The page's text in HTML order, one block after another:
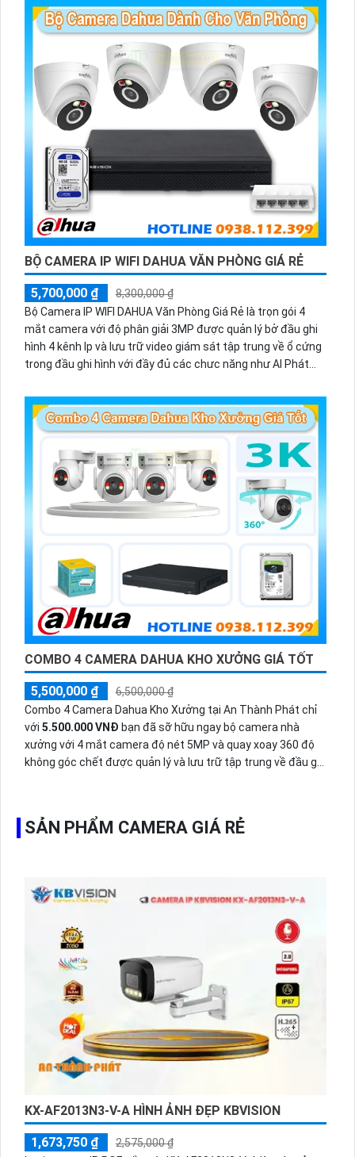
BỘ CAMERA IP WIFI DAHUA VĂN PHÒNG GIÁ RẺ
5,700,000 ₫
8,300,000 ₫
Bộ Camera IP WIFI DAHUA Văn Phòng Giá Rẻ là trọn gói 4
mắt camera với độ phân giải 3MP được quản lý bở đầu ghi
hình 4 kênh Ip và lưu trữ video giám sát tập trung về ổ cứng
trong đầu ghi hình với đầy đủ các chưc năng như AI Phát
có màu vào ban đêm
COMBO 4 CAMERA DAHUA KHO XƯỞNG GIÁ TỐT
5,500,000 ₫
6,500,000 ₫
Combo 4 Camera Dahua Kho Xưởng tại An Thành Phát chỉ
với 5.500.000 VNĐ bạn đã sỡ hữu ngay bộ camera nhà
xưởng với 4 mắt camera độ nét 5MP và quay xoay 360 độ
không góc chết được quản lý và lưu trữ tập trung về đầu ghi
SẢN PHẨM CAMERA GIÁ RẺ
KX-AF2013N3-V-A HÌNH ẢNH ĐẸP KBVISION
1,673,750 ₫
2,575,000 ₫